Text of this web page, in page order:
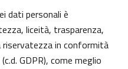
dati personali è
liceità, trasparenza,
riservatezza in conformità
GDPR), come meglio